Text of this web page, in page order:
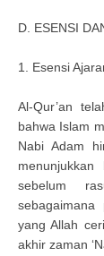
D. ESENSI
1. Esensi
Al-Qur’an
bahwa Islam
Nabi Adam
sebelum
sebagaimana
yang Allah
akhir zaman